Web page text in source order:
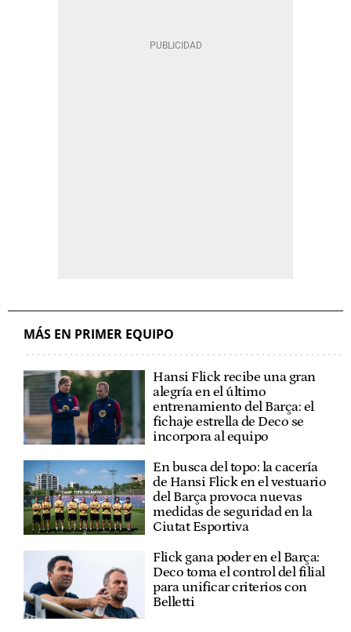
MÁS EN PRIMER EQUIPO
Hansi Flick recibe una gran
alegría en el último
entrenamiento del Barça: el
fichaje estrella de Deco se
incorpora al equipo
En busca del topo: la cacería
de Hansi Flick en el vestuario
del Barça provoca nuevas
medidas de seguridad en la
Ciutat Esportiva
Flick gana poder en el Barça:
Deco toma el control del filial
para unificar criterios con
Belletti